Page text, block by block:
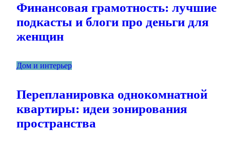
Финансовая грамотность: лучшие
подкасты и блоги про деньги для
женщин
Дом и интерьер
Перепланировка однокомнатной
квартиры: идеи зонирования
пространства